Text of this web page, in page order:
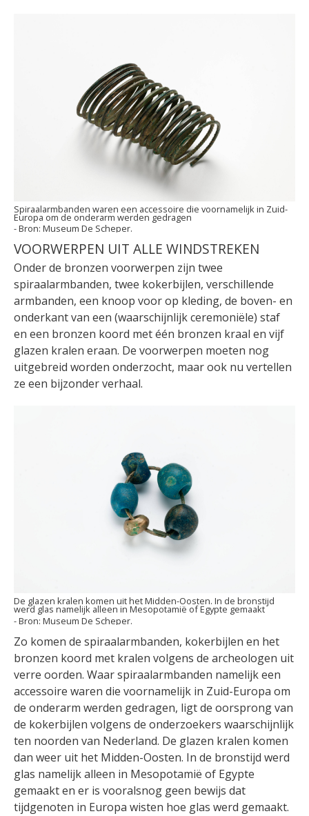
Spiraalarmbanden waren een accessoire die voornamelijk in Zuid-
Europa om de onderarm werden gedragen
Museum De Scheper.
VOORWERPEN UIT ALLE WINDSTREKEN
Onder de bronzen voorwerpen zijn twee
spiraalarmbanden, twee kokerbijlen, verschillende
armbanden, een knoop voor op kleding, de boven- en
onderkant van een (waarschijnlijk ceremoniële) staf
en een bronzen koord met één bronzen kraal en vijf
glazen kralen eraan. De voorwerpen moeten nog
uitgebreid worden onderzocht, maar ook nu vertellen
ze een bijzonder verhaal.
De glazen kralen komen uit het Midden-Oosten. In de bronstijd
werd glas namelijk alleen in Mesopotamië of Egypte gemaakt
Museum De Scheper.
Zo komen de spiraalarmbanden, kokerbijlen en het
bronzen koord met kralen volgens de archeologen uit
verre oorden. Waar spiraalarmbanden namelijk een
accessoire waren die voornamelijk in Zuid-Europa om
de onderarm werden gedragen, ligt de oorsprong van
de kokerbijlen volgens de onderzoekers waarschijnlijk
ten noorden van Nederland. De glazen kralen komen
dan weer uit het Midden-Oosten. In de bronstijd werd
glas namelijk alleen in Mesopotamië of Egypte
gemaakt en er is vooralsnog geen bewijs dat
tijdgenoten in Europa wisten hoe glas werd gemaakt.